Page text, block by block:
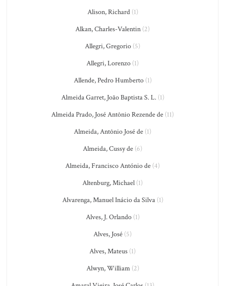
Alison, Richard(1)
Alkan, Charles-Valentin (2)
Allegri, Gregorio (5)
Allegri, Lorenzo (1)
Allende, Pedro Humberto(1)
Almeida Garret, João Baptista S. L.(1)
Almeida Prado, José Antônio Rezende de (11)
Almeida, Antônio José de (1)
Almeida, Cussy de (6)
Almeida, Francisco António de (4)
Altenburg, Michael (1)
Alvarenga, Manuel Inácio da Silva(1)
Alves, J. Orlando(1)
Alves, José (5)
Alves, Mateus (1)
Alwyn, William(2)